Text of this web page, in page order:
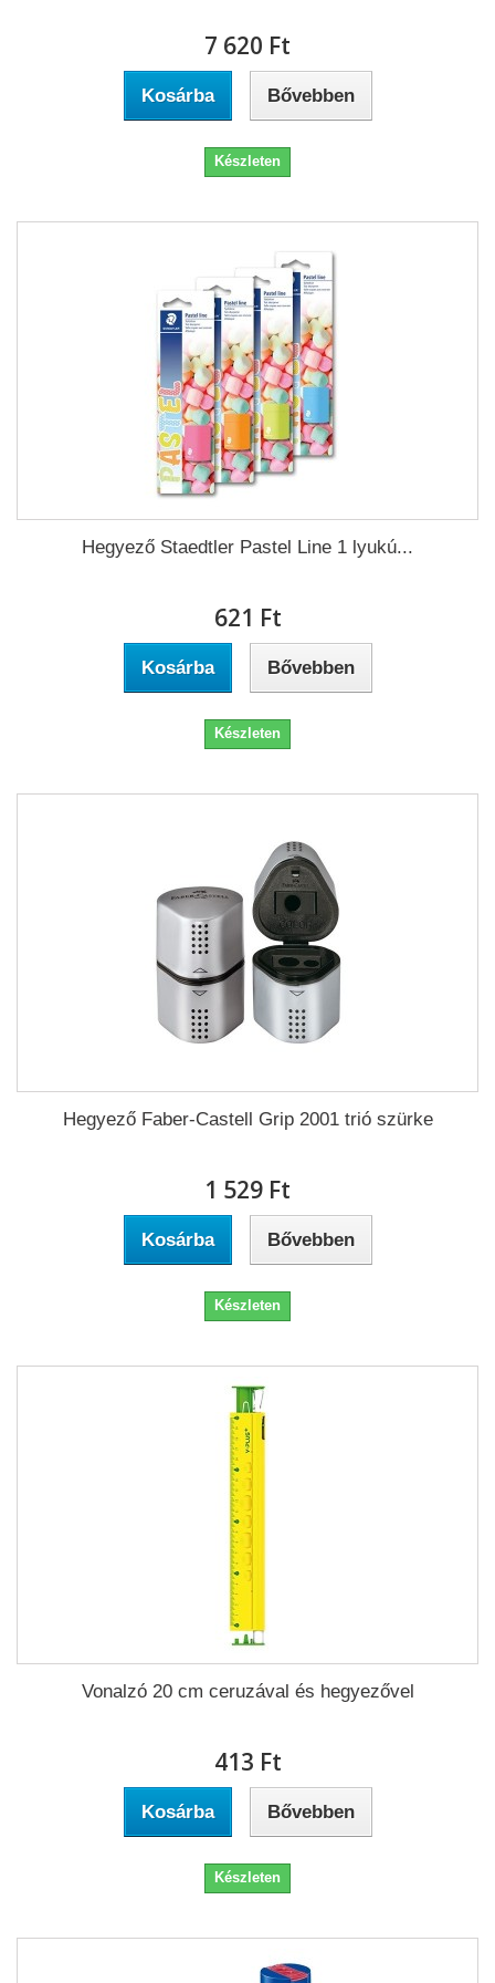
7 620 Ft‎
Kosárba Bővebben
Készleten
Hegyező Staedtler Pastel Line 1 lyukú...
621 Ft‎
Kosárba Bővebben
Készleten
Hegyező Faber-Castell Grip 2001 trió szürke
1 529 Ft‎
Kosárba Bővebben
Készleten
Vonalzó 20 cm ceruzával és hegyezővel
413 Ft‎
Kosárba Bővebben
Készleten